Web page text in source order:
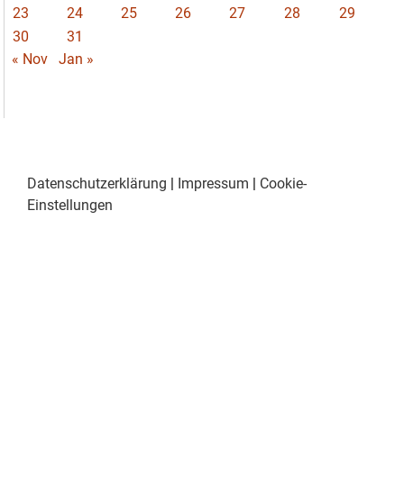
23
24 25 26 27 28
29
30
31
« Nov
Jan »
Datenschutzerklärung Impressum
Cookie-
Einstellungen